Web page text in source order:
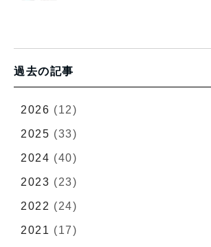
過去の記事
2026 (12)
2025 (33)
2024 (40)
2023 (23)
2022 (24)
2021 (17)